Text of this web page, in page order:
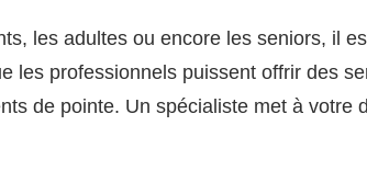
les adultes ou encore les seniors, il
les professionnels puissent offrir des
de pointe. Un spécialiste met à votre